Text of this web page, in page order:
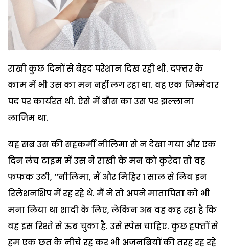
राखी कुछ दिनों से बेहद परेशान दिख रही थी. दफ्तर के
काम में भी उस का मन नहीं लग रहा था. वह एक जिम्मेदार
पद पर कार्यरत थी. ऐसे में बौस का उस पर झल्लाना
लाजिम था.
यह सब उस की सहकर्मी नीलिमा से न देखा गया और एक
दिन लंच टाइम में उस ने राखी के मन को कुरेदा तो वह
फफक उठी, ‘‘नीलिमा, मैं और मिहिर 1 साल से लिव इन
रिलेशनशिप में रह रहे थे. मैं ने तो अपने मातापिता को भी
मना लिया था शादी के लिए, लेकिन अब वह कह रहा है कि
वह इस रिश्ते से ऊब चुका है. उसे स्पेस चाहिए. कुछ हफ्तों से
हम एक छत के नीचे रह कर भी अजनबियों की तरह रह रहे